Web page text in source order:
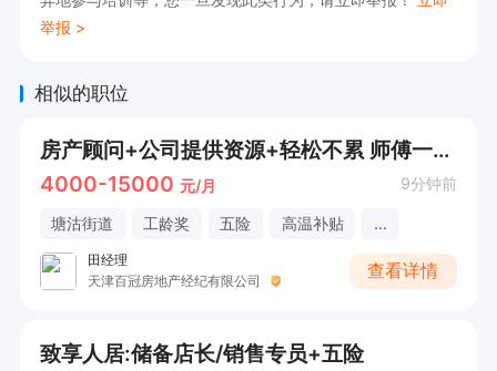
举报 >
相似的职位
房产顾问+公司提供资源+轻松不累 师傅一对一带教（时间自由 不坐班＋五险一金）
4000-15000 元/月 9分钟前
塘沽街道 工龄奖 五险 高温补贴 ...
田经理
天津百冠房地产经纪有限公司
查看详情
致享人居:储备店长/销售专员+五险